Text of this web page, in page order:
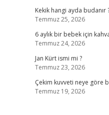
Kekik hangi ayda budanır
Temmuz 25, 2026
6 aylık bir bebek için
Temmuz 24, 2026
Jan Kürt ismi mi ?
Temmuz 23, 2026
Çekim kuvveti neye göre
Temmuz 19, 2026